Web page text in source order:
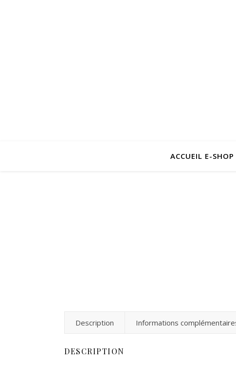
ACCUEIL E-SHOP
Description Informations
DESCRIPTION